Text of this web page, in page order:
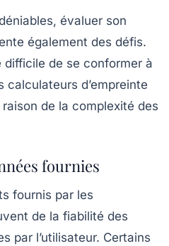
évaluer son
également des défis.
difficile de se conformer à
d’empreinte
de la complexité des
fournies
fournis par les
de la fiabilité des
par l’utilisateur. Certains